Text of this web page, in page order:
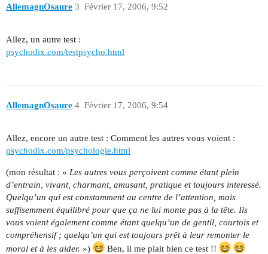
AllemagnOsaure Février 17, 2006, 9:52
3
Allez, un autre test :
psychodix.com/testpsycho.html
AllemagnOsaure Février 17, 2006, 9:54
4
Allez, encore un autre test : Comment les autres vous voient :
psychodix.com/psychologie.html
(mon résultat : « Les autres vous perçoivent comme étant plein
d’entrain, vivant, charmant, amusant, pratique et toujours interessé.
Quelqu’un qui est constamment au centre de l’attention, mais
suffisemment équilibré pour que ça ne lui monte pas à la tête. Ils
vous voient également comme étant quelqu’un de gentil, courtois et
compréhensif ; quelqu’un qui est toujours prêt à leur remonter le
moral et à les aider. ») Ben, il me plait bien ce test !!